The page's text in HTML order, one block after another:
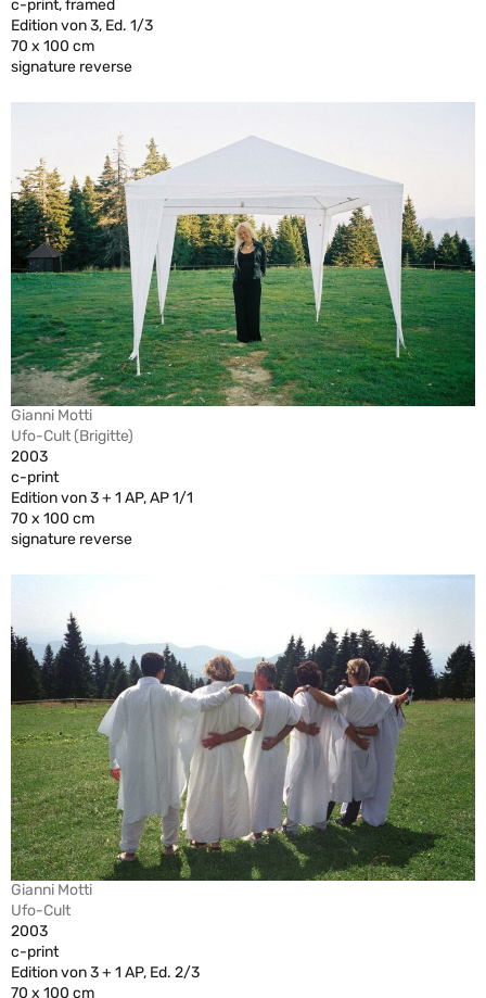
c-print, framed
Edition von 3, Ed. 1/3
70 x 100 cm
signature reverse
Gianni Motti
Ufo-Cult (Brigitte)
2003
c-print
Edition von 3 + 1 AP, AP 1/1
70 x 100 cm
signature reverse
Gianni Motti
Ufo-Cult
2003
c-print
Edition von 3 + 1 AP, Ed. 2/3
70 x 100 cm